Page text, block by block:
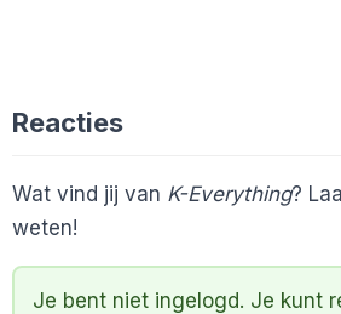
Reacties
Wat vind jij van K-Everything?
weten!
Je bent niet ingelogd. Je kunt